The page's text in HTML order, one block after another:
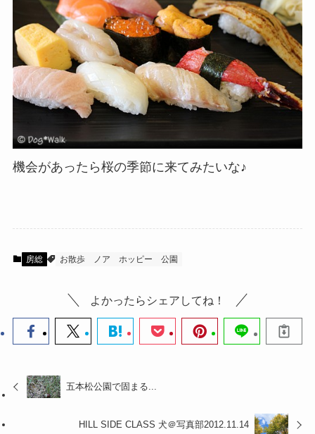
機会があったら桜の季節に来てみたいな♪
房総 お散歩 ノア ホッピー 公園
よかったらシェアしてね！
五本松公園で固まる...
HILL SIDE CLASS 犬＠写真部2012.11.14